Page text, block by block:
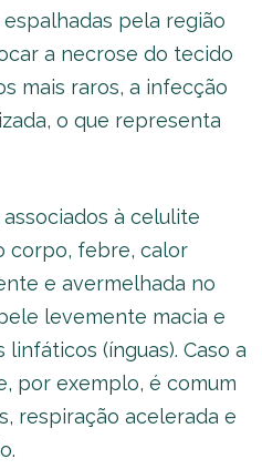
pela região
a necrose do tecido
mais raros, a infecção
o que representa
à celulite
corpo, febre, calor
e avermelhada no
levemente macia e
(ínguas). Caso a
por exemplo, é comum
respiração acelerada e